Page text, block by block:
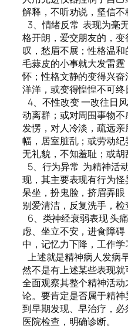
解释，不听劝说，坚信不
3、情绪反常 表现为毫
格开朗，爱交朋友的，
叹，愁眉不展；性格温
毛蒜皮的小事就大发雷
怀；性格文静的变得兴
洋洋，或变得惶惶不可终
4、不性改变 一改往日
动离群；或对周围事物
发愣，对人冷淡，疏远
幅，居室脏乱；或劳动
无礼貌，不知羞耻；或胡
5、行为异常 为精神活
现，其主要表现有行为
呆坐，扮鬼脸，挤眉弄
别爱清洁，反复洗手，检
6、类神经衰弱表现 头
虑、坐立不安，进食障
中，记忆力下降，工作学
上述就是精神病人发病
然不是有上述某些表现
全面观察其整个精神活
论。要肯定是否属于精
到早期发现、早治疗，
医院检查，明确诊断。